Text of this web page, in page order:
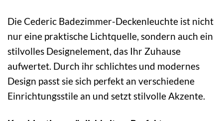
Die Cederic Badezimmer-Deckenleuchte ist nicht
nur eine praktische Lichtquelle, sondern auch ein
stilvolles Designelement, das Ihr Zuhause
aufwertet. Durch ihr schlichtes und modernes
Design passt sie sich perfekt an verschiedene
Einrichtungsstile an und setzt stilvolle Akzente.